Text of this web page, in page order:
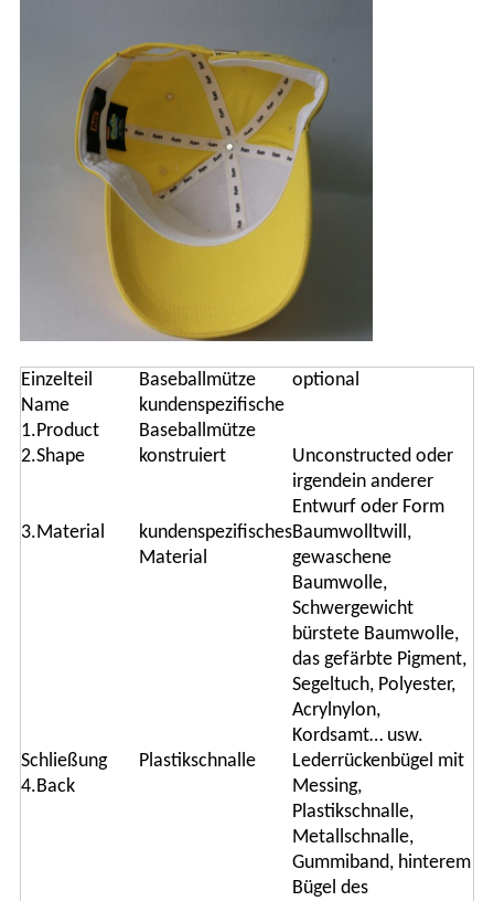
Einzelteil Baseballmütze
optional
Name
1.Product
kundenspezifische
Baseballmütze
2.Shape
konstruiert
Unconstructed oder
irgendein anderer
Entwurf oder Form
3.Material
kundenspezifisches
Material
Baumwolltwill,
gewaschene
Baumwolle,
Schwergewicht
bürstete Baumwolle,
das gefärbte Pigment,
Segeltuch, Polyester,
Acrylnylon,
Kordsamt… usw.
Schließung
4.Back
Plastikschnalle
Lederrückenbügel mit
Messing,
Plastikschnalle,
Metallschnalle,
Gummiband, hinterem
Bügel des